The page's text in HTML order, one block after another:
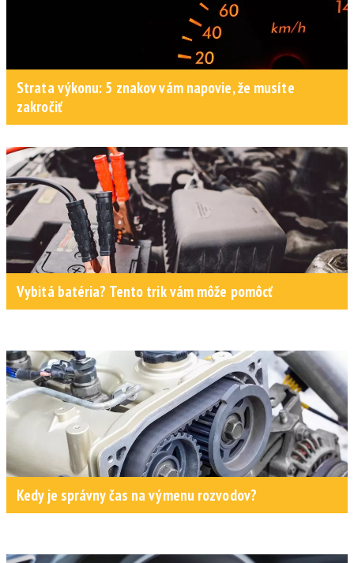
Strata výkonu: 5 znakov vám napovie, že musíte
zakročiť
Vybitá batéria? Tento trik vám môže pomôcť
Kedy je správny čas na výmenu rozvodov?